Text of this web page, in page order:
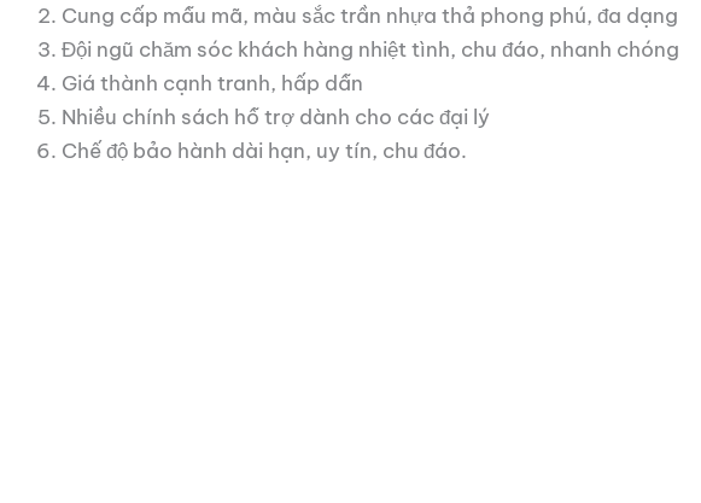
Cung cấp mẫu mã, màu sắc trần nhựa thả phong phú, đa dạng
Đội ngũ chăm sóc khách hàng nhiệt tình, chu đáo, nhanh chóng
Giá thành cạnh tranh, hấp dẫn
Nhiều chính sách hỗ trợ dành cho các đại lý
Chế độ bảo hành dài hạn, uy tín, chu đáo.